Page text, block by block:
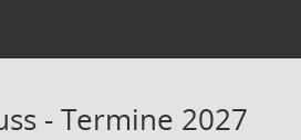
- Termine 2027